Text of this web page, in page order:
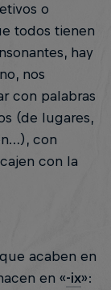
o
todos tienen
hay
nos
con palabras
(de lugares,
con
con la
acaben en
en «-ix»: